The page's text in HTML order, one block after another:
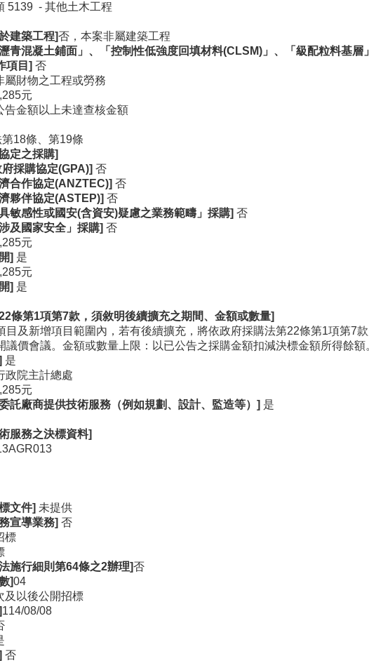
5139 - 其他土木工程
建築工程]否，本案非屬建築工程
青混凝土鋪面」、「控制性低強度回填材料(CLSM) 」、「級配粒料基
項目] 否
屬財物之工程或勞務
元
告金額以上未達查核金額
18條、第19條
定之採購]
採購協定(GPA)] 否
合作協定(ANZTEC)] 否
夥伴協定(ASTEP)] 否
敏感性或國安(含資安)疑慮之業務範疇」採購] 否
及國家安全」採購] 否
元
] 是
元
] 是
條第1項第7款，須敘明後續擴充之期間、金額或數量]
目及新增項目範圍內，若有後續擴充，將依政府採購法第22條第1項第7
議價會議。金額或數量上限：以已公告之採購金額扣減決標金額所得餘額
是
政院主計總處
元
託廠商提供技術服務（例如規劃、設計、監造等）] 是
服務之決標資料]
文件] 未提供
宣導業務] 否
標
施行細則第64條之2辦理]否
]04
及以後公開招標
114/08/08
否